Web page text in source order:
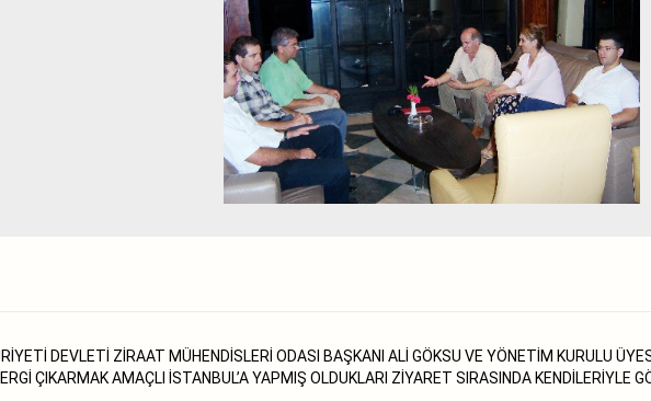
DEVLETİ ZİRAAT MÜHENDİSLERİ ODASI BAŞKANI ALİ GÖKSU VE YÖNETİM KURULU
ÇIKARMAK AMAÇLI İSTANBUL’A YAPMIŞ OLDUKLARI ZİYARET SIRASINDA KENDİLERİYLE